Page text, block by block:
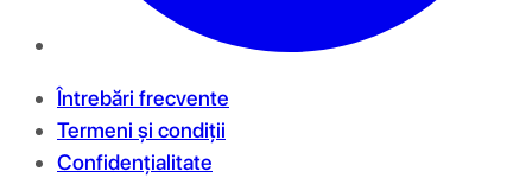
Întrebări frecvente
Termeni și condiții
Confidențialitate